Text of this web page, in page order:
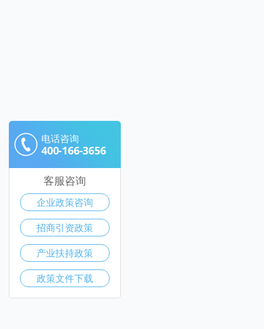
电话咨询
400-166-3656
客服咨询
企业政策咨询
招商引资政策
产业扶持政策
政策文件下载